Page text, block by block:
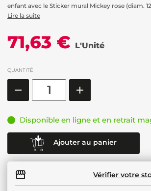
enfant avec le Sticker mural Mickey rose (diam.
Lire la suite
71,63 € L'Unité
QUANTITÉ
Disponible en ligne et en retrait
Ajouter au panier
Vérifier votre